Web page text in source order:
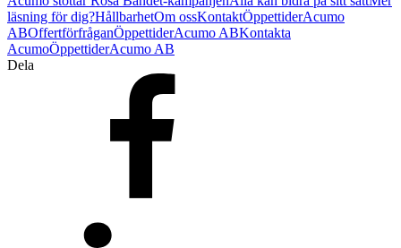
Offertförfrågan
läsning för dig?HållbarhetOm ossKontaktÖppettiderAcumo
ABOffertförfråganÖppettiderAcumo ABKontakta
AcumoÖppettiderAcumo AB
Dela